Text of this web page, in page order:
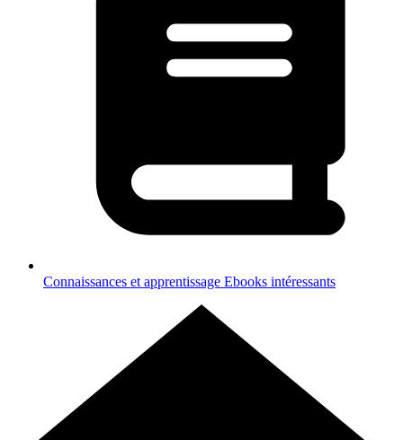
Connaissances et apprentissage Ebooks intéressants